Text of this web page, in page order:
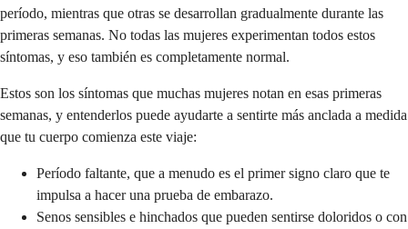
período, mientras que otras se desarrollan gradualmente durante las
primeras semanas. No todas las mujeres experimentan todos estos
síntomas, y eso también es completamente normal.
Estos son los síntomas que muchas mujeres notan en esas primeras
semanas, y entenderlos puede ayudarte a sentirte más anclada a medida
que tu cuerpo comienza este viaje:
Período faltante, que a menudo es el primer signo claro que te
impulsa a hacer una prueba de embarazo.
Senos sensibles e hinchados que pueden sentirse doloridos o con